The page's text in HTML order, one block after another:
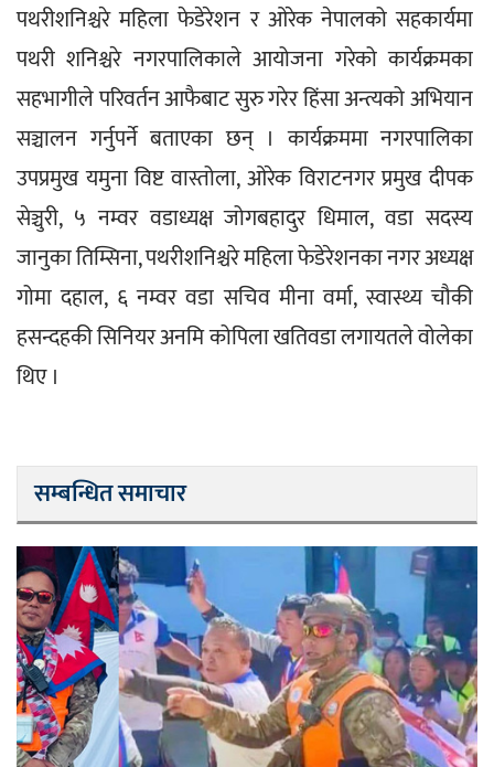
पथरीशनिश्चरे महिला फेडेरेशन र ओरेक नेपालको सहकार्यमा
पथरी शनिश्चरे नगरपालिकाले आयोजना गरेको कार्यक्रमका
सहभागीले परिवर्तन आफैबाट सुरु गरेर हिंसा अन्त्यको अभियान
सञ्चालन गर्नुपर्ने बताएका छन् । कार्यक्रममा नगरपालिका
उपप्रमुख यमुना विष्ट वास्तोला, ओरेक विराटनगर प्रमुख दीपक
सेञ्चुरी, ५ नम्वर वडाध्यक्ष जोगबहादुर धिमाल, वडा सदस्य
जानुका तिम्सिना, पथरीशनिश्चरे महिला फेडेरेशनका नगर अध्यक्ष
गोमा दहाल, ६ नम्वर वडा सचिव मीना वर्मा, स्वास्थ्य चौकी
हसन्दहकी सिनियर अनमि कोपिला खतिवडा लगायतले वोलेका
थिए ।
सम्बन्धित समाचार